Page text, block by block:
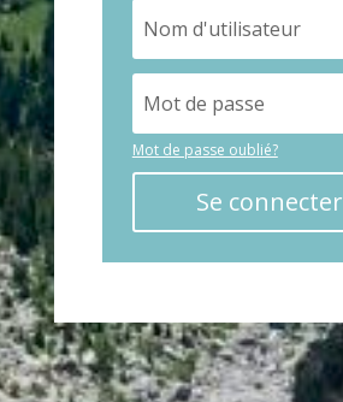
Mot de passe oublié?
Se connecter